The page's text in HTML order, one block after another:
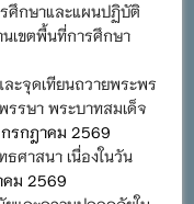
ศึกษาและแผนปฏิบัติ
นเขตพื้นที่การศึกษา
ะจุดเทียนถวายพระพร
รรษา พระบาทสมเด็จ
กรกฎาคม 2569
ศาสนา เนื่องในวัน
คม 2569